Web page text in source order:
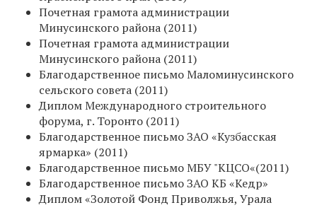
Почетная грамота администрации
Минусинского района (2011)
Почетная грамота администрации
Минусинского района (2011)
Благодарственное письмо Маломинусинского
сельского совета (2011)
Диплом Международного строительного
форума, г. Торонто (2011)
Благодарственное письмо ЗАО «Кузбасская
ярмарка» (2011)
Благодарственное письмо МБУ "КЦСО«(2011)
Благодарственное письмо ЗАО КБ «Кедр»
Диплом «Золотой Фонд Приволжья, Урала